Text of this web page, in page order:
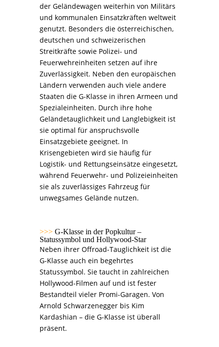
der Geländewagen weiterhin von Militärs
und kommunalen Einsatzkräften weltweit
genutzt. Besonders die österreichischen,
deutschen und schweizerischen
Streitkräfte sowie Polizei- und
Feuerwehreinheiten setzen auf ihre
Zuverlässigkeit. Neben den europäischen
Ländern verwenden auch viele andere
Staaten die G-Klasse in ihren Armeen und
Spezialeinheiten. Durch ihre hohe
Geländetauglichkeit und Langlebigkeit ist
sie optimal für anspruchsvolle
Einsatzgebiete geeignet. In
Krisengebieten wird sie häufig für
Logistik- und Rettungseinsätze eingesetzt,
während Feuerwehr- und Polizeieinheiten
sie als zuverlässiges Fahrzeug für
unwegsames Gelände nutzen.
>>> G-Klasse in der Popkultur –
Statussymbol und Hollywood-Star
Neben ihrer Offroad-Tauglichkeit ist die
G-Klasse auch ein begehrtes
Statussymbol. Sie taucht in zahlreichen
Hollywood-Filmen auf und ist fester
Bestandteil vieler Promi-Garagen. Von
Arnold Schwarzenegger bis Kim
Kardashian – die G-Klasse ist überall
präsent.